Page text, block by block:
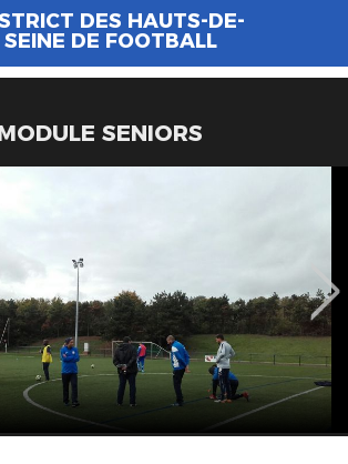
DES HAUTS-DE-
SEINE DE FOOTBALL
SENIORS